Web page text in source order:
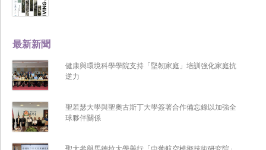
最新新聞
健康與環境科學學院支持「堅韌家庭」培訓強化家庭抗
逆力
聖若瑟大學與聖奧古斯丁大學簽署合作備忘錄以加強全
球夥伴關係